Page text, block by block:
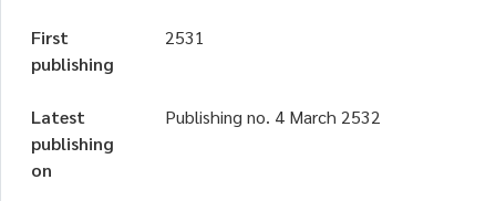
First
publishing
2531
Latest
publishing
on
Publishing no. 4 March 2532